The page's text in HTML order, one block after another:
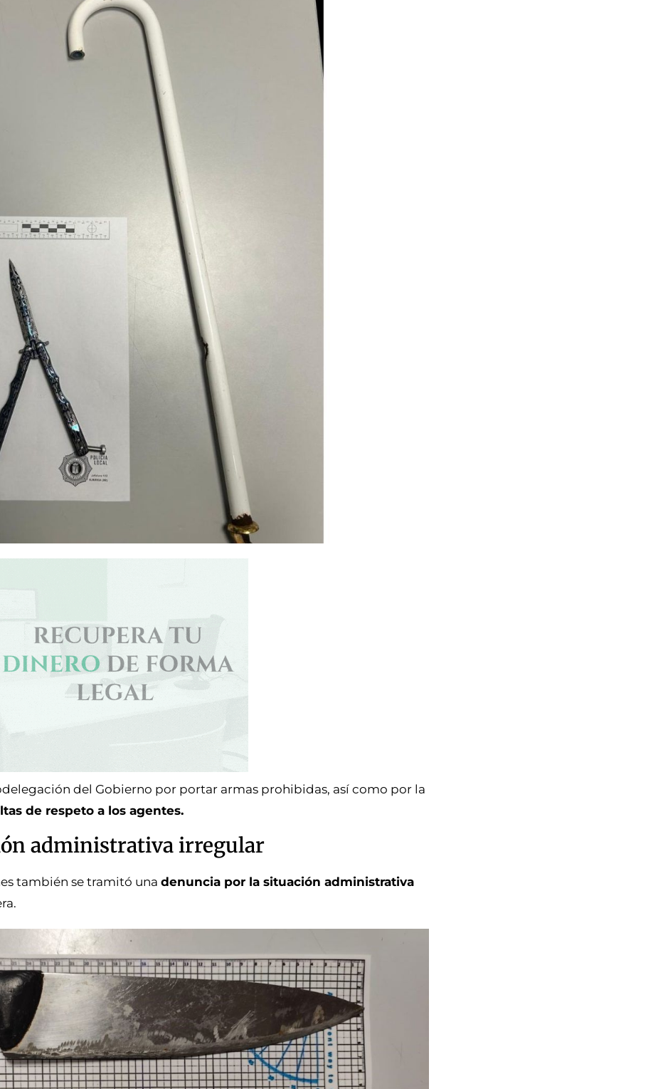
del Gobierno por portar armas prohibidas, así como por la
de respeto a los agentes.
administrativa irregular
también se tramitó una denuncia por la situación administrativa